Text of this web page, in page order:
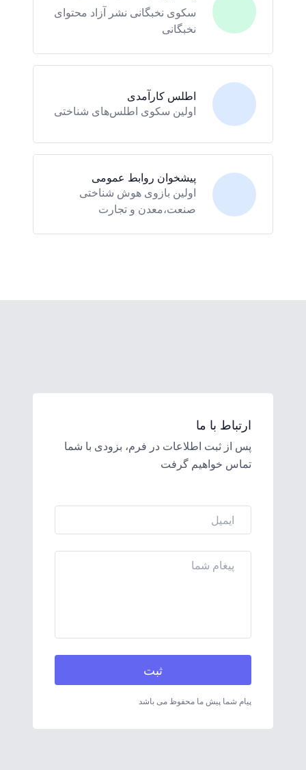
سکوی نخبگانی نشر آزاد محتوای
نخبگانی
اطلس کارآمدی
اولین سکوی اطلس‌های شناختی
پیشخوان روابط عمومی
اولین بازوی هوش شناختی
صنعت،معدن و تجارت
ارتباط با ما
پس از ثبت اطلاعات در فرم، بزودی با شما
تماس خواهیم گرفت
ثبت
پیام شما پیش ما محفوظ می باشد